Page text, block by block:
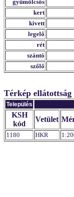
gyümölcsös
kert
kivett
legelő
rét
szántó
szőlő
Térkép ellátottság
Település
KSH
kód
Vetület
1180 HKR